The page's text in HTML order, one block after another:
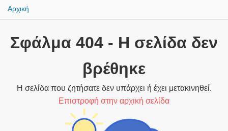
Αρχική
Σφάλμα 404 - Η σελίδα δεν
βρέθηκε
Η σελίδα που ζητήσατε δεν υπάρχει ή έχει μετακινηθεί.
Επιστροφή στην αρχική σελίδα